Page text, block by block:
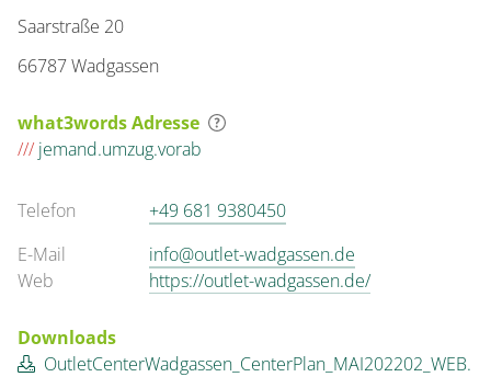
Saarstraße 20
66787 Wadgassen
what3words Adresse
/// jemand.umzug.vorab
Telefon
+49 681 9380450
E-Mail
info@outlet-wadgassen.de
Web
https://outlet-wadgassen.de/
Downloads
OutletCenterWadgassen_CenterPlan_MAI202202_WEB.